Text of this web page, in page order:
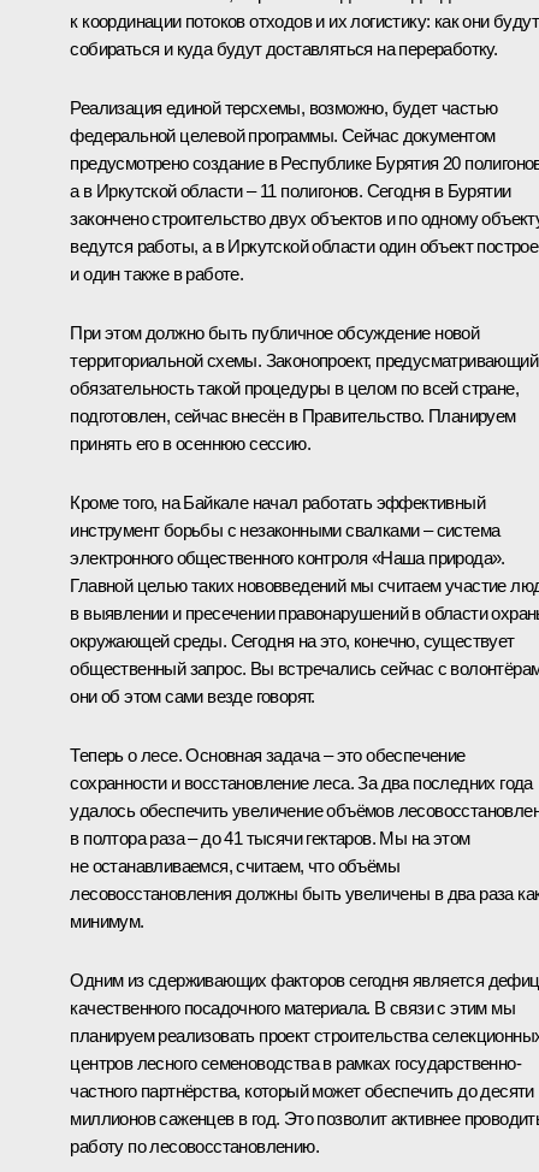
к координации потоков отходов и их логистику: как они будут
собираться и куда будут доставляться на переработку.
Реализация единой терсхемы, возможно, будет частью
федеральной целевой программы. Сейчас документом
предусмотрено создание в Республике Бурятия 20
а в Иркутской области – 11 полигонов. Сегодня в Бурятии
закончено строительство двух объектов и по одному
ведутся работы, а в Иркутской области один объект
и один также в работе.
При этом должно быть публичное обсуждение новой
территориальной схемы. Законопроект, предусматривающий
обязательность такой процедуры в целом по всей стране,
подготовлен, сейчас внесён в Правительство. Планируем
принять его в осеннюю сессию.
Кроме того, на Байкале начал работать эффективный
инструмент борьбы с незаконными свалками – система
электронного общественного контроля «Наша природа».
Главной целью таких нововведений мы считаем участие
в выявлении и пресечении правонарушений в области
окружающей среды. Сегодня на это, конечно, существует
общественный запрос. Вы встречались сейчас с
они об этом сами везде говорят.
Теперь о лесе. Основная задача – это обеспечение
сохранности и восстановление леса. За два последних года
удалось обеспечить увеличение объёмов
в полтора раза – до 41 тысячи гектаров. Мы на этом
не останавливаемся, считаем, что объёмы
лесовосстановления должны быть увеличены в два раза
минимум.
Одним из сдерживающих факторов сегодня является
качественного посадочного материала. В связи с этим мы
планируем реализовать проект строительства
центров лесного семеноводства в рамках государственно-
частного партнёрства, который может обеспечить до десяти
миллионов саженцев в год. Это позволит активнее
работу по лесовосстановлению.